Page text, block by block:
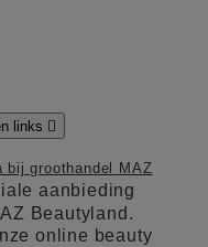
links 
bij groothandel MAZ
aanbieding
Beautyland.
online beauty